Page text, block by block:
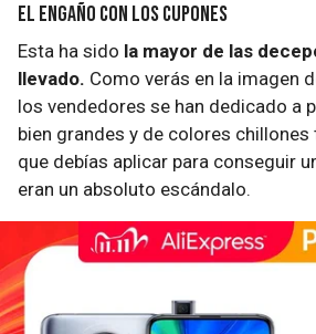
El engaño con los cupones
Esta ha sido la mayor de las
llevado. Como verás en la imagen
los vendedores se han dedicado a
bien grandes y de colores
que debías aplicar para conseguir
eran un absoluto escándalo.